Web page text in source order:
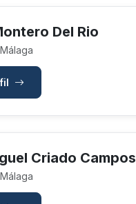
Del Rio
Criado Campos